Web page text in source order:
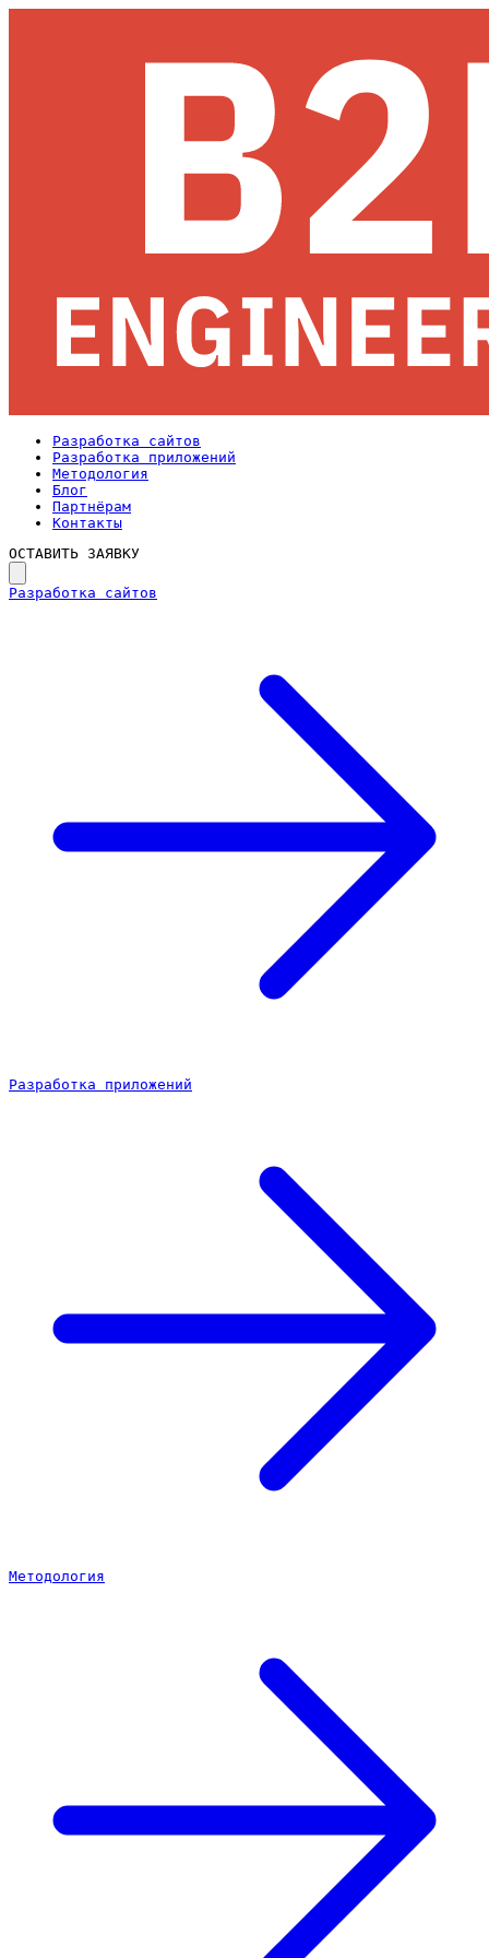
Разработка сайтов
Разработка приложений
Методология
Блог
Партнёрам
Контакты
ОСТАВИТЬ ЗАЯВКУ
Разработка сайтов
Разработка приложений
Методология